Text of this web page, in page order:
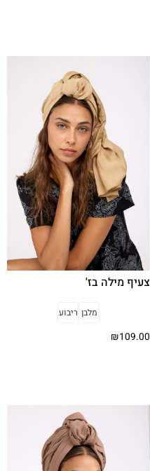
צעיף מילה בז'
מלבן ריבוע
₪109.00